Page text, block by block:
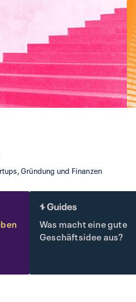
Gründung und Finanzen
Was macht eine gute
Geschäftsidee aus?